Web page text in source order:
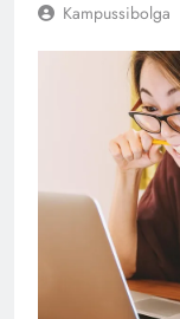
Kampussibolga